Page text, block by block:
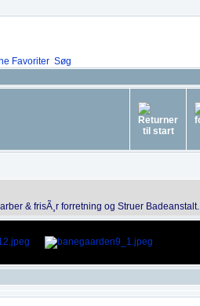
Favoriter Søg
& frisÃ¸r forretning og Struer Badeanstalt.